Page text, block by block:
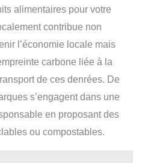
alimentaires pour votre
contribue non
l’économie locale mais
carbone liée à la
de ces denrées. De
s’engagent dans une
en proposant des
ou compostables.